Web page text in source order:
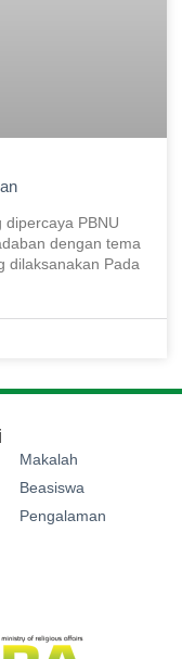
dipercaya PBNU
dengan tema
dilaksanakan Pada
Makalah
Beasiswa
Pengalaman